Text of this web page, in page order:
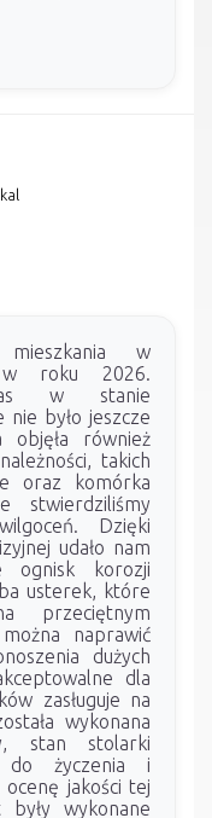
mieszkania w
w roku 2026.
w stanie
nie było jeszcze
objęła również
takich
oraz komórka
stwierdziliśmy
Dzięki
udało nam
ognisk korozji
usterek, które
przeciętnym
naprawić
dużych
dla
zasługuje na
wykonana
stan stolarki
do życzenia i
jakości tej
były wykonane